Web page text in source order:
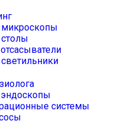
системы